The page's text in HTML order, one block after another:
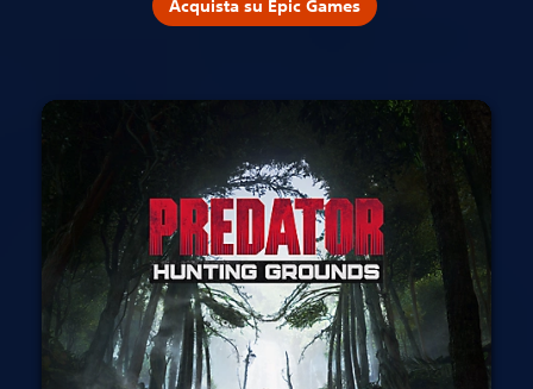
Acquista su Epic Games